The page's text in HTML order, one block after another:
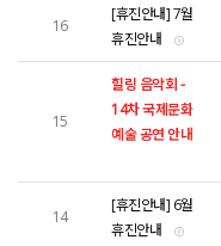
16
[휴진안내] 7월
휴진안내
15
힐링 음악회 -
14차 국제문화
예술 공연 안내
14
[휴진안내] 6월
휴진안내